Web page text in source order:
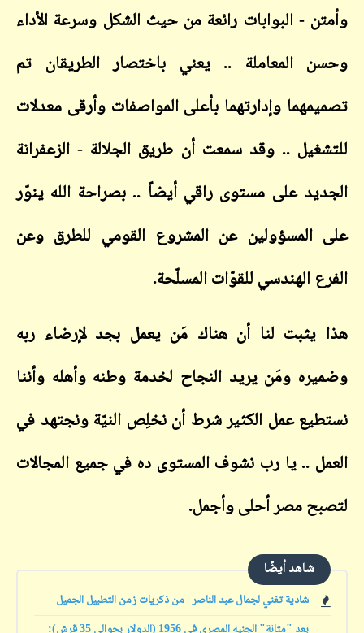
وأمتن - البوابات رائعة من حيث الشكل وسرعة الأداء
وحسن المعاملة .. يعني باختصار الطريقان تم
تصميمهما وإدارتهما بأعلى المواصفات وأرقى معدلات
للتشغيل .. وقد سمعت أن طريق الجلالة - الزعفرانة
الجديد على مستوى راقي أيضاً .. بصراحة الله ينوّر
على المسؤولين عن المشروع القومي للطرق وعن
الفرع الهندسي للقوّات المسلّحة.
هذا يثبت لنا أن هناك مَن يعمل بجد لإرضاء ربه
وضميره ومَن يريد النجاح لخدمة وطنه وأهله وأننا
نستطيع عمل الكثير شرط أن نخلِص النيّة ونجتهد في
العمل .. يا رب نشوف المستوى ده في جميع المجالات
لتصبح مصر أحلى وأجمل.
شاهد أيضًا
شادية تغني لجمال عبد الناصر | من ذكريات زمن التطبيل الجميل